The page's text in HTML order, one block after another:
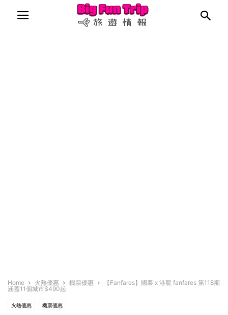
Home 火熱優惠 機票優惠
【Fanfares】國泰 x 港龍 fanfares 第118期
涵蓋11個城市$490起
火熱優惠 機票優惠